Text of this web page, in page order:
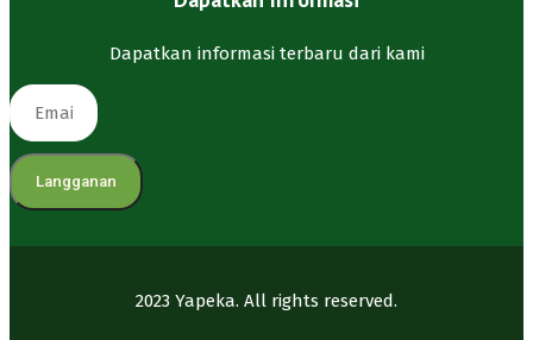
Dapatkan informasi terbaru dari kami
Langganan
2023 Yapeka. All rights reserved.